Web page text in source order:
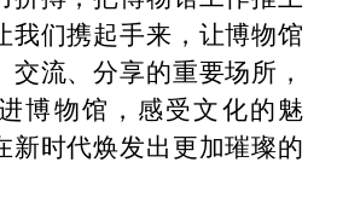
我们携起手来，让博物馆
交流、分享的重要场所，
博物馆，感受文化的魅
新时代焕发出更加璀璨的